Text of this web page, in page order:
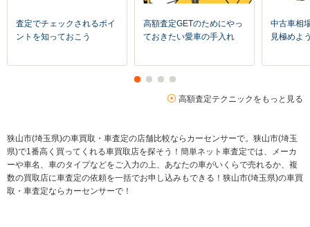
査定でチェックされるポイ
ントを知っておこう
高額査定GETのためにやっ
ておきたい愛車の手入れ
中古車相
見極めよ
高額査定テクニックをもっと見る
狭山市(埼玉県)の車買取・車査定の店舗比較ならカーセンサーで。狭山市(埼玉
県)で1番高く買ってくれる車買取店を探そう！簡単ネット車査定では、メーカ
ーや車名、車のタイプなどをご入力の上、あなたの車がいくらで売れるか、複
数の買取店に車査定の依頼を一括でお申し込みもできる！狭山市(埼玉県)の車買
取・車査定ならカーセンサーで！